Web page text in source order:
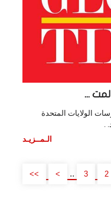
...
الولايات المتحدة
.
الـمــزيـد
2
3
..
>
>>